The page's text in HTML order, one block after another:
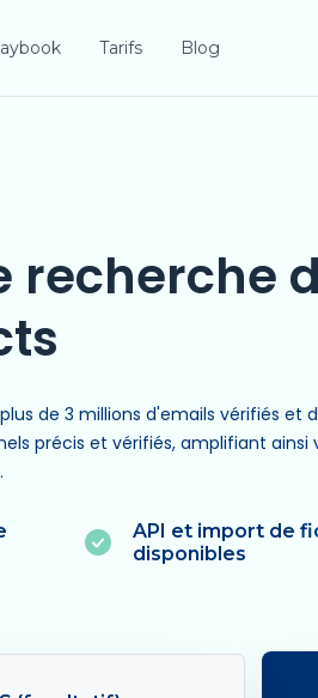
Tarifs Blog
recherche
de 3 millions d'emails vérifiés et
précis et vérifiés, amplifiant ainsi
API et import de
disponibles